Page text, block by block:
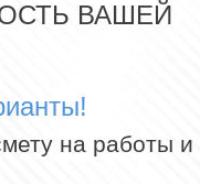
ВАШЕЙ
на работы и